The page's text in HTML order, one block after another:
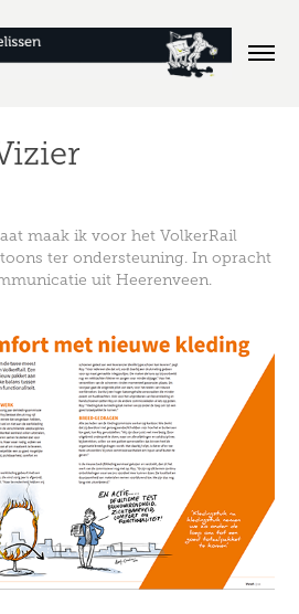
maak ik voor het VolkerRail
ter ondersteuning. In opracht
uit Heerenveen.